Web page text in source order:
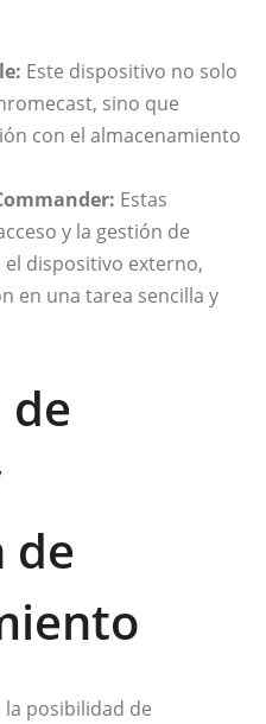
Este dispositivo no solo
sino que
con el almacenamiento
Estas
y la gestión de
dispositivo externo,
en una tarea sencilla y
de
de
posibilidad de